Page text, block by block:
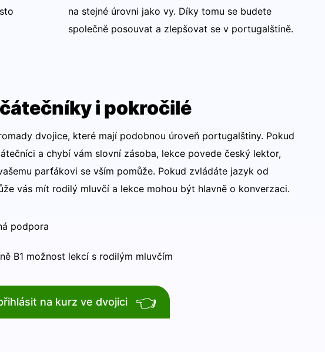
na stejné úrovni jako vy. Díky tomu se budete
společně posouvat a zlepšovat se v portugalštině.
i pokročilé
dvojice, které mají podobnou úroveň portugalštiny. Pokud
a chybí vám slovní zásoba, lekce povede český lektor,
parťákovi se vším pomůže. Pokud zvládáte jazyk od
vás mít rodilý mluvčí a lekce mohou být hlavně o konverzaci.
podpora
B1 možnost lekcí s rodilým mluvčím
na kurz ve dvojici 👈